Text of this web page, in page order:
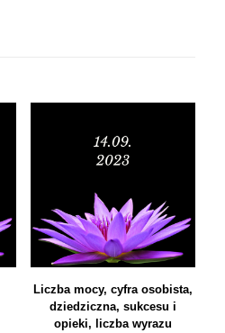
Liczba mocy, cyfra osobista,
dziedziczna, sukcesu i
opieki, liczba wyrazu